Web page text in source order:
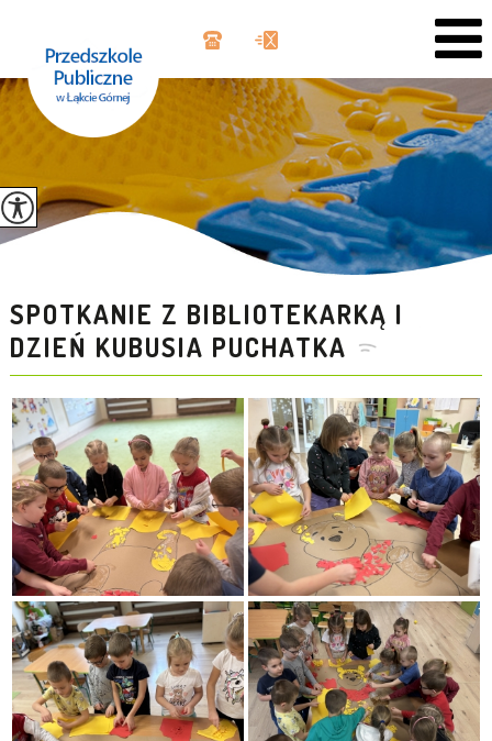
SPOTKANIE Z BIBLIOTEKARKĄ I
DZIEŃ KUBUSIA PUCHATKA